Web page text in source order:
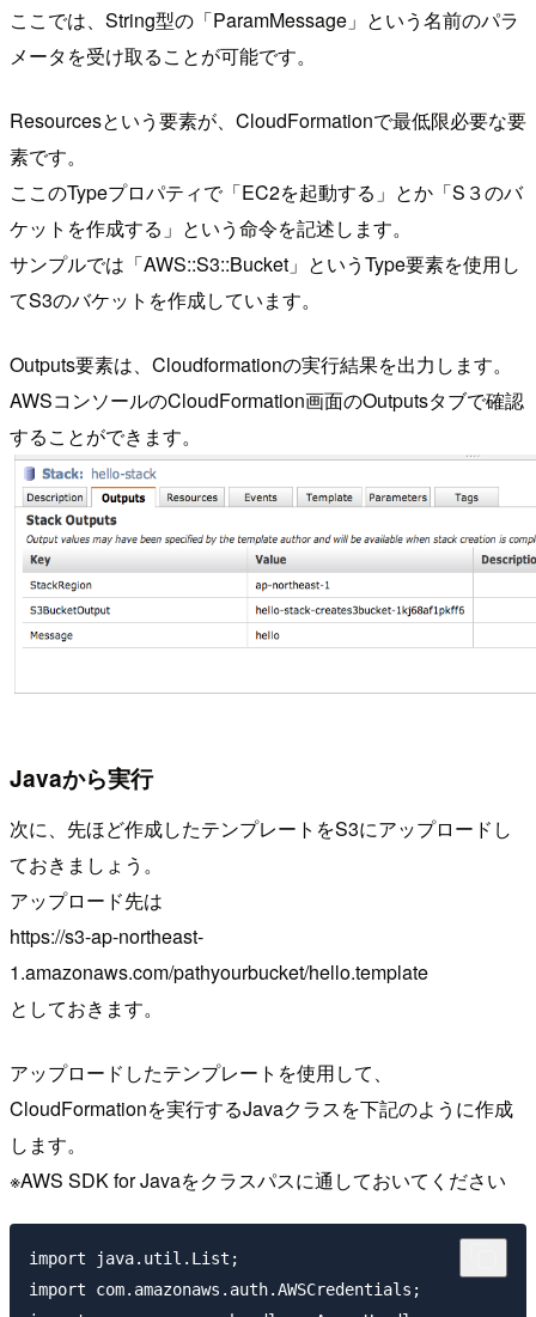
ここでは、String型の「ParamMessage」という名前のパラ
メータを受け取ることが可能です。
Resourcesという要素が、CloudFormationで最低限必要な要
素です。
ここのTypeプロパティで「EC2を起動する」とか「S３のバ
ケットを作成する」という命令を記述します。
サンプルでは「AWS::S3::Bucket」というType要素を使用し
てS3のバケットを作成しています。
Outputs要素は、Cloudformationの実行結果を出力します。
AWSコンソールのCloudFormation画面のOutputsタブで確認
することができます。
Javaから実行
次に、先ほど作成したテンプレートをS3にアップロードし
ておきましょう。
アップロード先は
https://s3-ap-northeast-
1.amazonaws.com/pathyourbucket/hello.template
としておきます。
アップロードしたテンプレートを使用して、
CloudFormationを実行するJavaクラスを下記のように作成
します。
※AWS SDK for Javaをクラスパスに通しておいてください
import java.util.List;
import com.amazonaws.auth.AWSCredentials;